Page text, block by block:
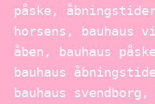
påske,
horsens, bauhaus
åben, bauhaus
bauhaus
bauhaus svendborg,